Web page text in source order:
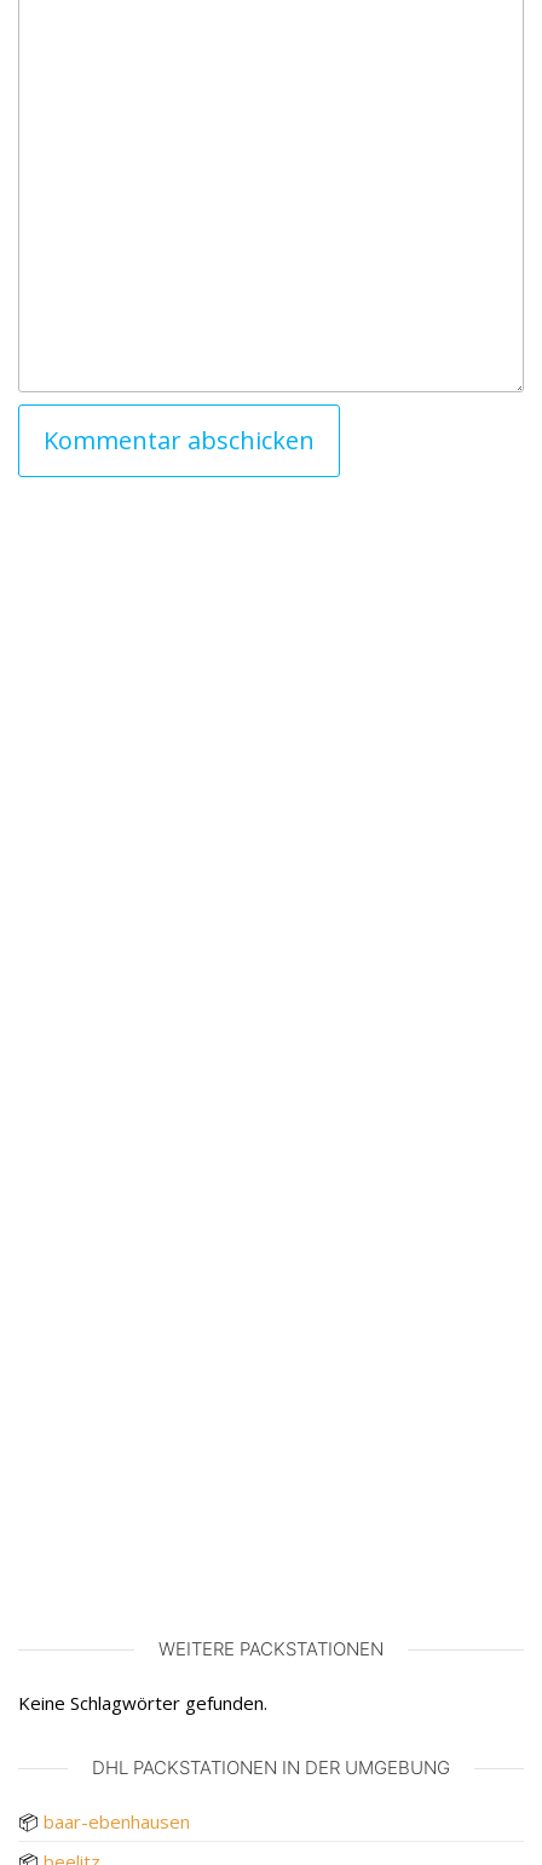
WEITERE PACKSTATIONEN
Keine Schlagwörter gefunden.
DHL PACKSTATIONEN IN DER UMGEBUNG
📦 baar-ebenhausen